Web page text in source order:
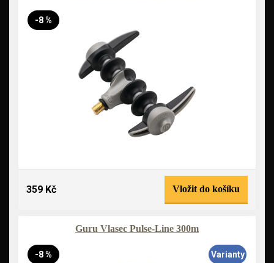
-8 %
359 Kč Vložit do košíku
Guru Vlasec Pulse-Line 300m
-8 % Varianty